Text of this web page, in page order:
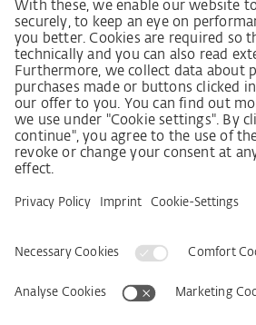
людини
Процедура подання та розгляду
до Закону про належну
постачання
Довідкові дані AGB
Політика
Заява щодо доступності